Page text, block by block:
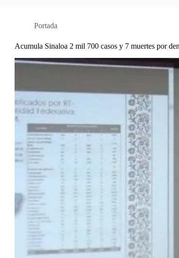
Portada
Acumula Sinaloa 2 mil 700 casos y 7 muertes por